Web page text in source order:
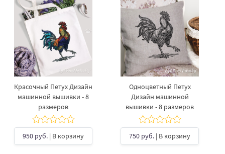
Красочный Петух Дизайн
машинной вышивки - 8
размеров
950 руб. | В корзину
Одноцветный Петух
Дизайн машинной
вышивки - 8 размеров
750 руб. | В корзину